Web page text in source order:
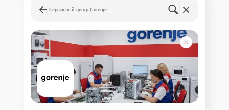
Сервисный центр Gorenje